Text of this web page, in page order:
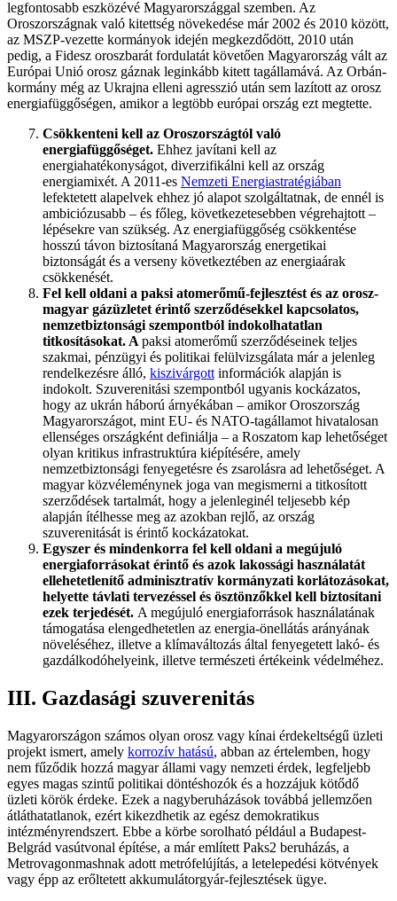
legfontosabb eszközévé Magyarországgal szemben. Az
Oroszországnak való kitettség növekedése már 2002 és 2010 között,
az MSZP-vezette kormányok idején megkezdődött, 2010 után
pedig, a Fidesz oroszbarát fordulatát követően Magyarország vált az
Európai Unió orosz gáznak leginkább kitett tagállamává. Az Orbán-
kormány még az Ukrajna elleni agresszió után sem lazított az orosz
energiafüggőségen, amikor a legtöbb európai ország ezt megtette.
Csökkenteni kell az Oroszországtól való
energiafüggőséget. Ehhez javítani kell az
energiahatékonyságot, diverzifikálni kell az ország
energiamixét. A 2011-es Nemzeti Energiastratégiában
lefektetett alapelvek ehhez jó alapot szolgáltatnak, de ennél is
ambiciózusabb – és főleg, következetesebben végrehajtott –
lépésekre van szükség. Az energiafüggőség csökkentése
hosszú távon biztosítaná Magyarország energetikai
biztonságát és a verseny következtében az energiaárak
csökkenését.
Fel kell oldani a paksi atomerőmű-fejlesztést és az orosz-
magyar gázüzletet érintő szerződésekkel kapcsolatos,
nemzetbiztonsági szempontból indokolhatatlan
titkosításokat. A paksi atomerőmű szerződéseinek teljes
szakmai, pénzügyi és politikai felülvizsgálata már a jelenleg
rendelkezésre álló, kiszivárgott információk alapján is
indokolt. Szuverenitási szempontból ugyanis kockázatos,
hogy az ukrán háború árnyékában – amikor Oroszország
Magyarországot, mint EU- és NATO-tagállamot hivatalosan
ellenséges országként definiálja – a Roszatom kap lehetőséget
olyan kritikus infrastruktúra kiépítésére, amely
nemzetbiztonsági fenyegetésre és zsarolásra ad lehetőséget. A
magyar közvéleménynek joga van megismerni a titkosított
szerződések tartalmát, hogy a jelenleginél teljesebb kép
alapján ítélhesse meg az azokban rejlő, az ország
szuverenitását is érintő kockázatokat.
Egyszer és mindenkorra fel kell oldani a megújuló
energiaforrásokat érintő és azok lakossági használatát
ellehetetlenítő adminisztratív kormányzati korlátozásokat,
helyette távlati tervezéssel és ösztönzőkkel kell biztosítani
ezek terjedését. A megújuló energiaforrások használatának
támogatása elengedhetetlen az energia-önellátás arányának
növeléséhez, illetve a klímaváltozás által fenyegetett lakó- és
gazdálkodóhelyeink, illetve természeti értékeink védelméhez.
III. Gazdasági szuverenitás
Magyarországon számos olyan orosz vagy kínai érdekeltségű üzleti
projekt ismert, amely korrozív hatású, abban az értelemben, hogy
nem fűződik hozzá magyar állami vagy nemzeti érdek, legfeljebb
egyes magas szintű politikai döntéshozók és a hozzájuk kötődő
üzleti körök érdeke. Ezek a nagyberuházások továbbá jellemzően
átláthatatlanok, ezért kikezdhetik az egész demokratikus
intézményrendszert. Ebbe a körbe sorolható például a Budapest-
Belgrád vasútvonal építése, a már említett Paks2 beruházás, a
Metrovagonmashnak adott metrófelújítás, a letelepedési kötvények
vagy épp az erőltetett akkumulátorgyár-fejlesztések ügye.